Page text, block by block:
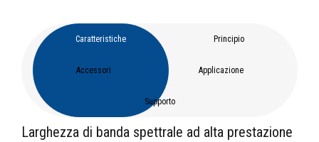
Caratteristiche Principio
Accessori Applicazione
Supporto
Larghezza di banda spettrale ad alta prestazione